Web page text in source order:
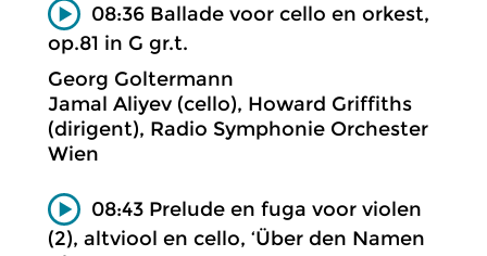
08:36 Ballade voor cello en orkest,
op.81 in G gr.t.
Georg Goltermann
Jamal Aliyev (cello), Howard Griffiths
(dirigent), Radio Symphonie Orchester
Wien
08:43 Prelude en fuga voor violen
(2), altviool en cello, ‘Über den Namen